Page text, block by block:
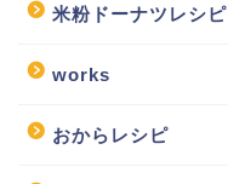
米粉ドーナツレシピ
works
おからレシピ